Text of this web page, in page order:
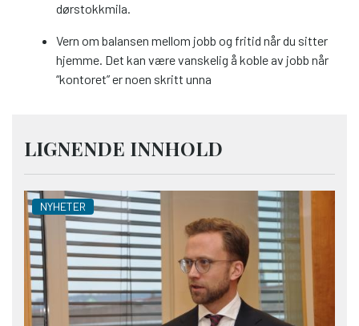
dørstokkmila.
Vern om balansen mellom jobb og fritid når du sitter
hjemme. Det kan være vanskelig å koble av jobb når
“kontoret” er noen skritt unna
LIGNENDE INNHOLD
NYHETER